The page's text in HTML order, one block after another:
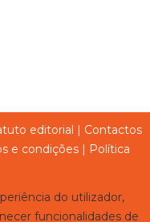
editorial | Contactos
e condições | Política
do utilizador,
funcionalidades de